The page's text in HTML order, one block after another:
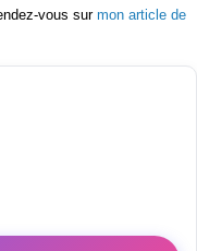
vous sur mon article de